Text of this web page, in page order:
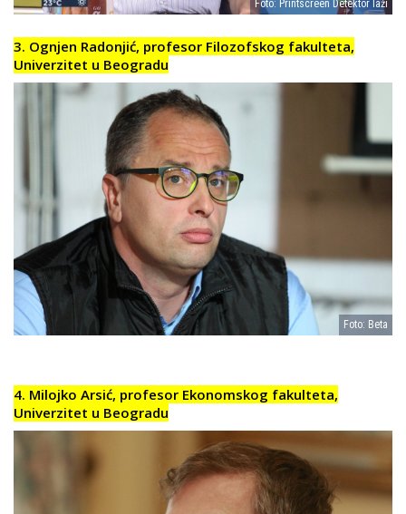
Foto: Printscreen Detektor laži
3. Ognjen Radonjić, profesor Filozofskog fakulteta,
Univerzitet u Beogradu
Foto: Beta
4. Milojko Arsić, profesor Ekonomskog fakulteta,
Univerzitet u Beogradu